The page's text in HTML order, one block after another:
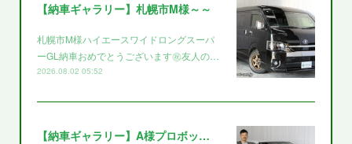
【納車ギャラリー】札幌市M様～～
札幌市M様ハイエースワイドロングスーパ
ーGL納車おめでとうございます㊗️友人の…
2026.08.02 05:52
【納車ギャラリー】A様プロボックス～～